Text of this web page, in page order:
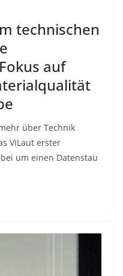
technischen
auf
über Technik
ViLaut erster
um einen Datenstau